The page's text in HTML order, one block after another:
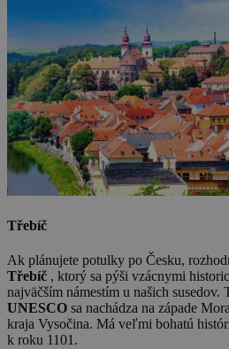
Třebíč
Ak plánujete potulky po Česku,
Třebíč , ktorý sa pýši vzácnymi
najväčším námestím u našich susedov.
UNESCO sa nachádza na západe
kraja Vysočina. Má veľmi bohatú
k roku 1101.